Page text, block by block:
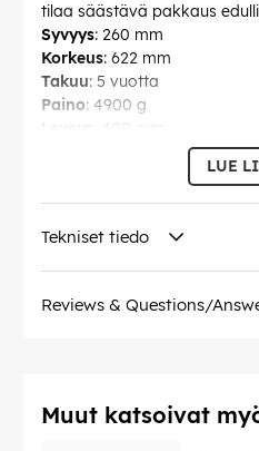
tilaa säästävä pakkaus
Syvyys: 260 mm
Korkeus: 622 mm
Takuu: 5 vuotta
Paino: 4900 g
Leveys
: 400 mm
: 40 kg
: 81 - 140 cm
Kääntyvä/kallistuva alue:
VESA (FDMI): 100 x 200
mm, 300 x 200 mm, 300 x
Väri: musta
Käyttöohjeet: de, en, fr, it,
LUE
Tekniset tiedo
Reviews & Questions/
Muut katsoivat